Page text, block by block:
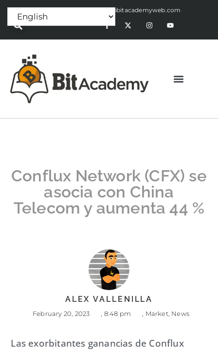
Press Release:alex@bitacademyweb.com
Conflux Network (CFX) se
asocia con China
Telecom y aumenta 44 %
ALEX VALLENILLA
February 20, 2023 8:48 pm Market, News
Las exorbitantes ganancias de Conflux